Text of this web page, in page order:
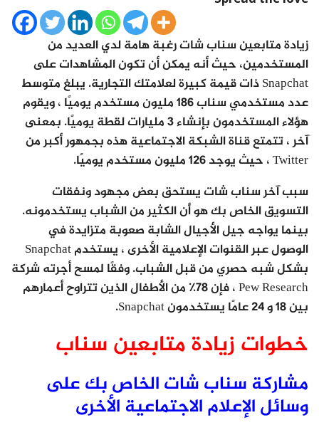
زيادة متابعين سناب شات رغبة هامة لدي العديد من
المستخدمين، حيث أنه يمكن أن تكون المشاهدات على
Snapchat ذات قيمة كبيرة لعلامتك التجارية. يبلغ متوسط ​​
عدد مستخدمي سناب 186 مليون مستخدم يوميًا ، ويقوم
هؤلاء المستخدمون بإنشاء 3 مليارات لقطة يوميًا. بمعنى
آخر ، تتمتع قناة الشبكة الاجتماعية هذه بجمهور أكبر من
Twitter ، حيث يوجد 126 مليون مستخدم يوميًا.
سبب آخر سناب شات يستحق بعض مجهود ونفقات
التسويق الخاص بك هو أن الكثير من الشباب يستخدمونه.
بينما يواجه جيل الأجيال الشابة صعوبة متزايدة في
الوصول عبر القنوات الإعلامية الأخرى ، يستخدم Snapchat
بشكل شبه حصري من قبل الشباب. وفقًا لمسح أجرته شركة
Pew Research ، فإن 78٪ من الأطفال الذين تتراوح أعمارهم
بين 18 و 24 عامًا يستخدمون Snapchat.
خطوات زيادة متابعين سناب
مشاركة سناب شات الخاص بك على
وسائل الإعلام الاجتماعية الأخرى